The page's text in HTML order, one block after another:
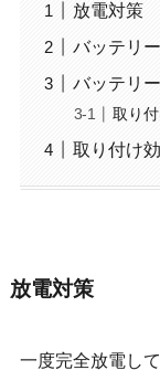
放電対策
バッテリ
バッテリ
取り
取り付け
放電対策
一度完全放電し